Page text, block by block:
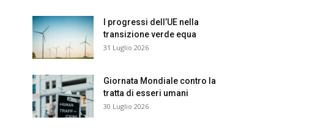
I progressi dell’UE nella
transizione verde equa
31 Luglio 2026
Giornata Mondiale contro la
tratta di esseri umani
30 Luglio 2026